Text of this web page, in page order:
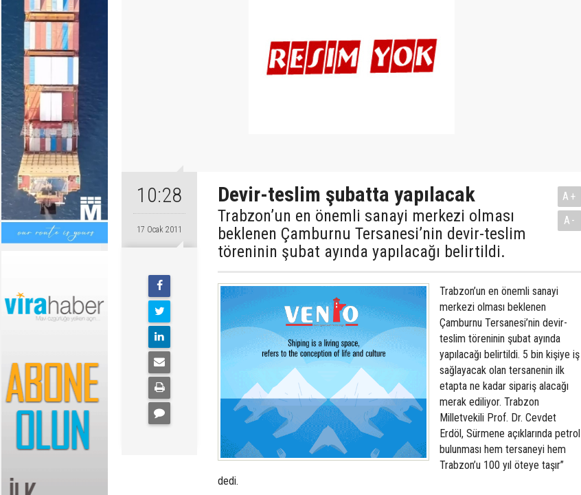
10:28
17 Ocak 2011
Devir-teslim şubatta yapılacak
Trabzon’un en önemli sanayi merkezi olması
beklenen Çamburnu Tersanesi’nin devir-teslim
töreninin şubat ayında yapılacağı belirtildi.
A+
A-
Trabzon’un en önemli sanayi
merkezi olması beklenen
Çamburnu Tersanesi’nin devir-
teslim töreninin şubat ayında
yapılacağı belirtildi. 5 bin kişiye iş
sağlayacak olan tersanenin ilk
etapta ne kadar sipariş alacağı
merak ediliyor. Trabzon
Milletvekili Prof. Dr. Cevdet
Erdöl, Sürmene açıklarında petrol
bulunması hem tersaneyi hem
Trabzon’u 100 yıl öteye taşır”
dedi.